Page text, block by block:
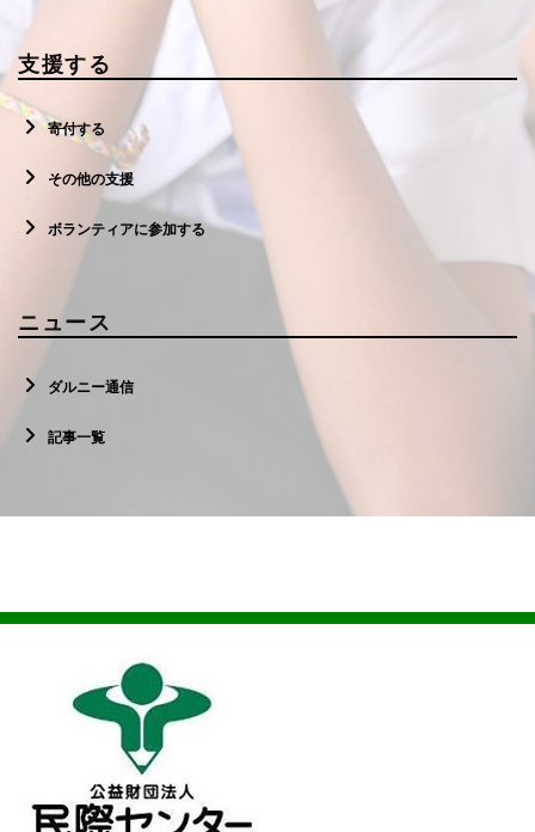
支援する
寄付する
その他の支援
ボランティアに参加する
ニュース
ダルニー通信
記事一覧